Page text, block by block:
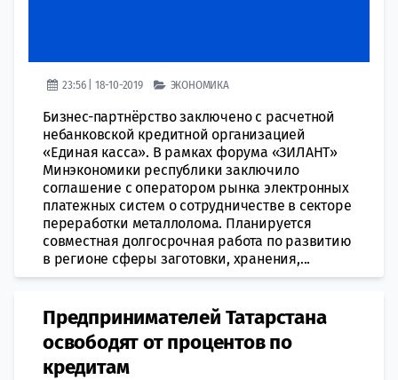
23:56 | 18-10-2019 ЭКОНОМИКА
Бизнес-партнёрство заключено с расчетной
небанковской кредитной организацией
«Единая касса». В рамках форума «ЗИЛАНТ»
Минэкономики республики заключило
соглашение с оператором рынка электронных
платежных систем о сотрудничестве в секторе
переработки металлолома. Планируется
совместная долгосрочная работа по развитию
в регионе сферы заготовки, хранения,...
Предпринимателей Татарстана
освободят от процентов по
кредитам